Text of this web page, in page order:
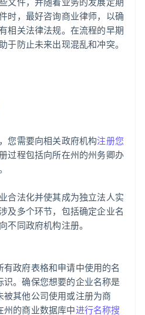
时，最好咨询商业律师，以确
相关法律法规。在流程的早期
于防止未来出现混乱和冲突。
您需要向相关政府机构注册您
过程包括向所在州的州务卿办
合法化并使其成为独立法人实
及多个环节，包括确定企业名
不同政府机构注册。
有政府表格和申请中使用的名
。确保您想要的企业名称是
其他公司使用或注册为商
州的商业数据库中进行名称搜